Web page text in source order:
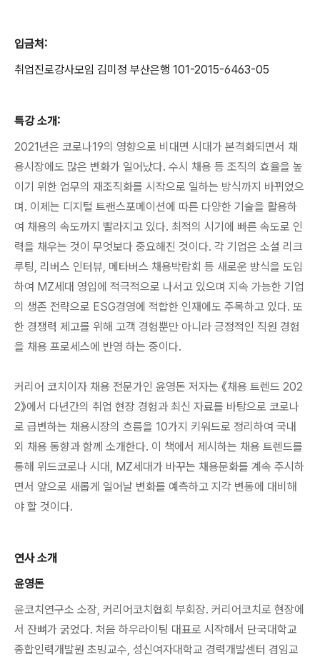
입금처:
취업진로강사모임 김미정 부산은행 101-2015-6463-05
특강 소개:
2021년은 코로나19의 영향으로 비대면 시대가 본격화되면서 채
용시장에도 많은 변화가 일어났다. 수시 채용 등 조직의 효율을 높
이기 위한 업무의 재조직화를 시작으로 일하는 방식까지 바뀌었으
며. 이제는 디지털 트랜스포메이션에 따른 다양한 기술을 활용하
여 채용의 속도까지 빨라지고 있다. 최적의 시기에 빠른 속도로 인
력을 채우는 것이 무엇보다 중요해진 것이다. 각 기업은 소셜 리크
루팅, 리버스 인터뷰, 메타버스 채용박람회 등 새로운 방식을 도입
하여 MZ세대 영입에 적극적으로 나서고 있으며 지속 가능한 기업
의 생존 전략으로 ESG경영에 적합한 인재에도 주목하고 있다. 또
한 경쟁력 제고를 위해 고객 경험뿐만 아니라 긍정적인 직원 경험
을 채용 프로세스에 반영 하는 중이다.
커리어 코치이자 채용 전문가인 윤영돈 저자는 《채용 트렌드 202
2》에서 다년간의 취업 현장 경험과 최신 자료를 바탕으로 코로나
로 급변하는 채용시장의 흐름을 10가지 키워드로 정리하여 국내
외 채용 동향과 함께 소개한다. 이 책에서 제시하는 채용 트렌드를
통해 위드코로나 시대, MZ세대가 바꾸는 채용문화를 계속 주시하
면서 앞으로 새롭게 일어날 변화를 예측하고 지각 변동에 대비해
야 할 것이다.
연사 소개
윤영돈
윤코치연구소 소장, 커리어코치협회 부회장. 커리어코치로 현장에
서 잔뼈가 굵었다. 처음 하우라이팅 대표로 시작해서 단국대학교
종합인력개발원 초빙교수, 성신여자대학교 경력개발센터 겸임교